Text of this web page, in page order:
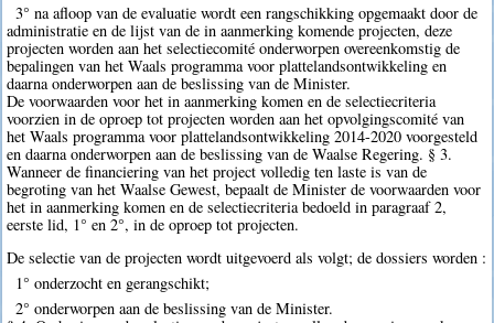
3° na afloop van de evaluatie wordt een rangschikking opgemaakt door de
administratie en de lijst van de in aanmerking komende projecten, deze
projecten worden aan het selectiecomité onderworpen overeenkomstig de
bepalingen van het Waals programma voor plattelandsontwikkeling en
daarna onderworpen aan de beslissing van de Minister.
De voorwaarden voor het in aanmerking komen en de selectiecriteria
voorzien in de oproep tot projecten worden aan het opvolgingscomité van
het Waals programma voor plattelandsontwikkeling 2014-2020 voorgesteld
en daarna onderworpen aan de beslissing van de Waalse Regering. § 3.
Wanneer de financiering van het project volledig ten laste is van de
begroting van het Waalse Gewest, bepaalt de Minister de voorwaarden voor
het in aanmerking komen en de selectiecriteria bedoeld in paragraaf 2,
eerste lid, 1° en 2°, in de oproep tot projecten.
De selectie van de projecten wordt uitgevoerd als volgt; de dossiers worden :
1° onderzocht en gerangschikt;
2° onderworpen aan de beslissing van de Minister.